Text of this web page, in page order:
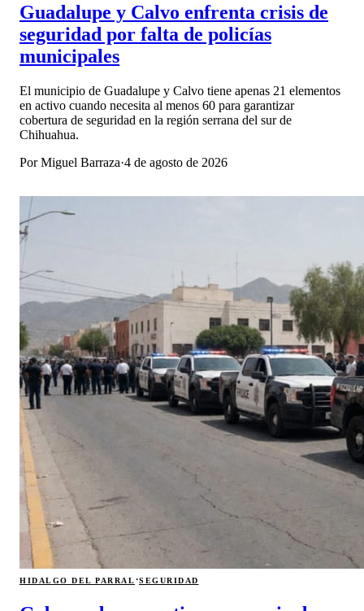
Guadalupe y Calvo enfrenta crisis de
seguridad por falta de policías
municipales
El municipio de Guadalupe y Calvo tiene apenas 21 elementos
en activo cuando necesita al menos 60 para garantizar
cobertura de seguridad en la región serrana del sur de
Chihuahua.
PorMiguel Barraza·4 de agosto de 2026
HIDALGO DEL PARRAL·SEGURIDAD